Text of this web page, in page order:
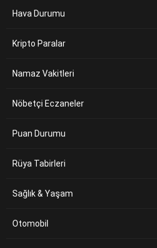
Hava Durumu
Kripto Paralar
Namaz Vakitleri
Nöbetçi Eczaneler
Puan Durumu
Rüya Tabirleri
Sağlık & Yaşam
Otomobil